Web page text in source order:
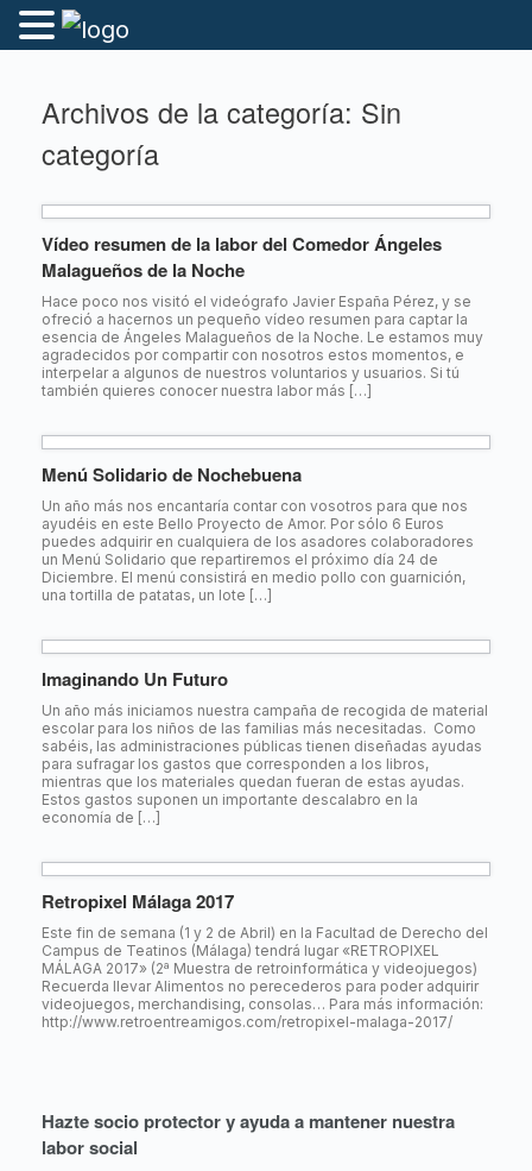
Archivos de la categoría: Sin
categoría
Vídeo resumen de la labor del Comedor Ángeles
Malagueños de la Noche
Hace poco nos visitó el videógrafo Javier España Pérez, y se
ofreció a hacernos un pequeño vídeo resumen para captar la
esencia de Ángeles Malagueños de la Noche. Le estamos muy
agradecidos por compartir con nosotros estos momentos, e
interpelar a algunos de nuestros voluntarios y usuarios. Si tú
también quieres conocer nuestra labor más […]
Menú Solidario de Nochebuena
Un año más nos encantaría contar con vosotros para que nos
ayudéis en este Bello Proyecto de Amor. Por sólo 6 Euros
puedes adquirir en cualquiera de los asadores colaboradores
un Menú Solidario que repartiremos el próximo día 24 de
Diciembre. El menú consistirá en medio pollo con guarnición,
una tortilla de patatas, un lote […]
Imaginando Un Futuro
Un año más iniciamos nuestra campaña de recogida de material
escolar para los niños de las familias más necesitadas. Como
sabéis, las administraciones públicas tienen diseñadas ayudas
para sufragar los gastos que corresponden a los libros,
mientras que los materiales quedan fueran de estas ayudas.
Estos gastos suponen un importante descalabro en la
economía de […]
Retropixel Málaga 2017
Este fin de semana (1 y 2 de Abril) en la Facultad de Derecho del
Campus de Teatinos (Málaga) tendrá lugar «RETROPIXEL
MÁLAGA 2017» (2ª Muestra de retroinformática y videojuegos)
Recuerda llevar Alimentos no perecederos para poder adquirir
videojuegos, merchandising, consolas… Para más información:
http://www.retroentreamigos.com/retropixel-malaga-2017/
Hazte socio protector y ayuda a mantener nuestra
labor social